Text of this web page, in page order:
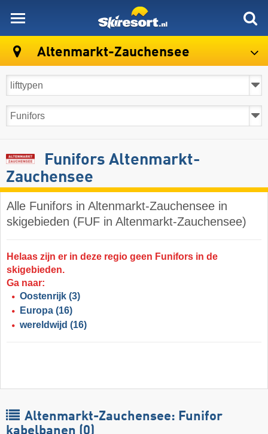
Altenmarkt-Zauchensee
Funifors Altenmarkt-
Zauchensee
Alle Funifors in Altenmarkt-Zauchensee in
skigebieden (FUF in Altenmarkt-Zauchensee)
Helaas zijn er in deze regio geen Funifors in de
skigebieden.
Ga naar:
Oostenrijk (3)
Europa (16)
wereldwijd (16)
Altenmarkt-Zauchensee: Funifor
kabelbanen (0)